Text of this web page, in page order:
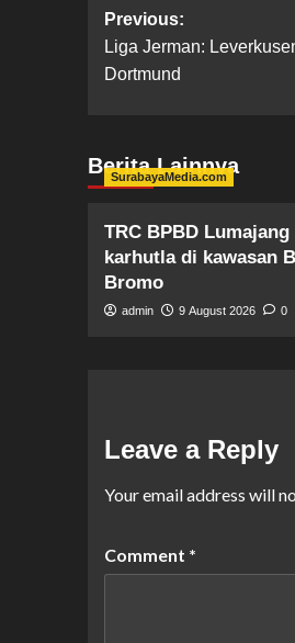
Previous:
Liga Jerman:
Dortmund
Berita Lainnya
SurabayaMedia.com
TRC BPBD
karhutla di kawasan
Bromo
admin 9 August 2026 0
Leave a Reply
Your email address will
Comment *